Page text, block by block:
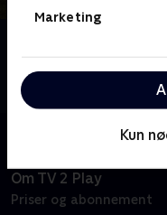
Marketing
Kun
der er brandvarmt -
Om TV 2 Play
Priser og abonnement